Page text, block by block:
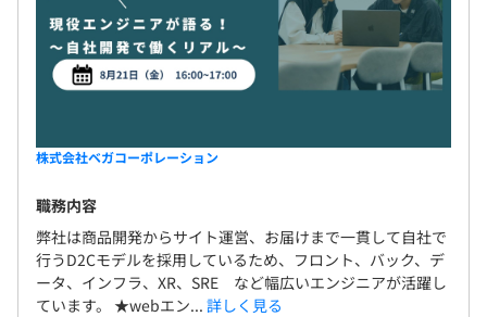
株式会社ベガコーポレーション
職務内容
弊社は商品開発からサイト運営、お届けまで一貫して自社で
行うD2Cモデルを採用しているため、フロント、バック、デ
ータ、インフラ、XR、SRE など幅広いエンジニアが活躍し
ています。 ★webエン... 詳しく見る